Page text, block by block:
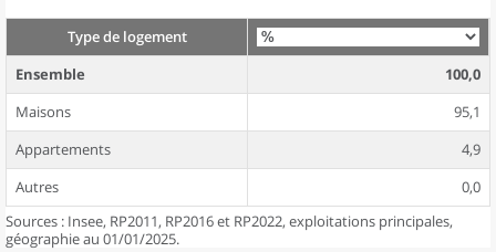
Type de logement
Ensemble
100,0
Maisons
95,1
Appartements
4,9
Autres
0,0
Sources : Insee, RP2011, RP2016 et RP2022, exploitations principales,
géographie au 01/01/2025.